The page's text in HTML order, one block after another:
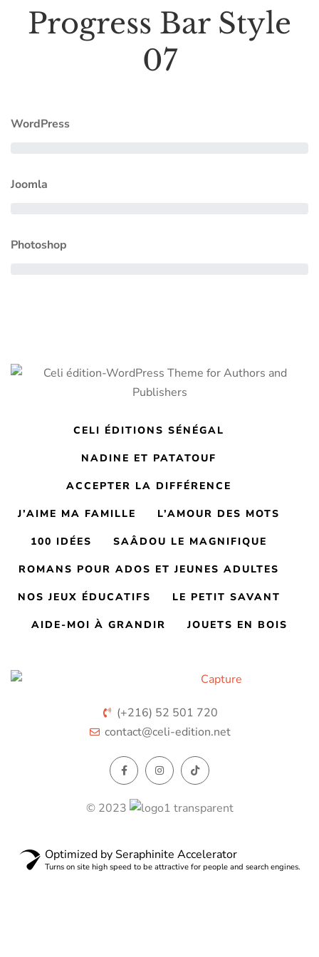
Progress Bar Style
07
WordPress
Joomla
Photoshop
CELI ÉDITIONS SÉNÉGAL
NADINE ET PATATOUF
ACCEPTER LA DIFFÉRENCE
J’AIME MA FAMILLE L’AMOUR DES MOTS
100 IDÉES SAÂDOU LE MAGNIFIQUE
ROMANS POUR ADOS ET JEUNES ADULTES
NOS JEUX ÉDUCATIFS LE PETIT SAVANT
AIDE-MOI À GRANDIR JOUETS EN BOIS
(+216) 52 501 720
contact@celi-edition.net
© 2023
Optimized by Seraphinite Accelerator
Turns on site high speed to be attractive for people and search engines.